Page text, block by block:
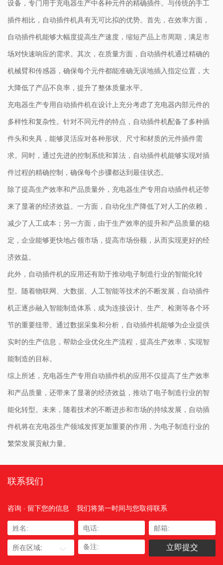
设备，专门用于充电器生产中各种元件的精确插件。与传统的手工
插件相比，自动插件机具有无可比拟的优势。首先，在效率方面，
自动插件机能够大幅度提高生产速度，缩短产品上市周期，满足市
场对快速响应的需求。其次，在质量方面，自动插件机通过精确的
机械臂和传感器，确保每个元件都能准确无误地插入指定位置，大
大降低了产品不良率，提升了整体质量水平。
充电器生产专用自动插件机在设计上充分考虑了充电器内部元件的
多样性和复杂性。针对不同元件的特点，自动插件机配备了多种插
件头和夹具，能够灵活应对各种形状、尺寸和材质的元件插件需
求。同时，通过先进的控制系统和算法，自动插件机能够实现对插
件过程的精确控制，确保每个步骤都达到最佳状态。
除了提高生产效率和产品质量外，充电器生产专用自动插件机还带
来了显著的经济效益。一方面，自动化生产降低了对人工的依赖，
减少了人工成本；另一方面，由于生产效率的提升和产品质量的稳
定，企业能够更快地占领市场，提高市场份额，从而实现更好的经
济效益。
此外，自动插件机的应用还有助于推动电子制造行业的智能化转
型。随着物联网、大数据、人工智能等技术的不断发展，自动插件
机正逐步融入智能制造体系，成为连接设计、生产、检测等各个环
节的重要纽带。通过数据采集和分析，自动插件机能够为企业提供
实时的生产信息，帮助企业优化生产流程，提高生产效率，实现智
能制造的目标。
综上所述，充电器生产专用自动插件机的应用不仅提高了生产效率
和产品质量，还带来了显著的经济效益，推动了电子制造行业的智
能化转型。未来，随着技术的不断进步和市场的持续发展，自动插
件机将在充电器生产领域发挥更加重要的作用，为电子制造行业的
繁荣发展贡献力量。
联系我们
咨询 · 留下您的信息 我们将第一时间与您取得联系
所在区域: